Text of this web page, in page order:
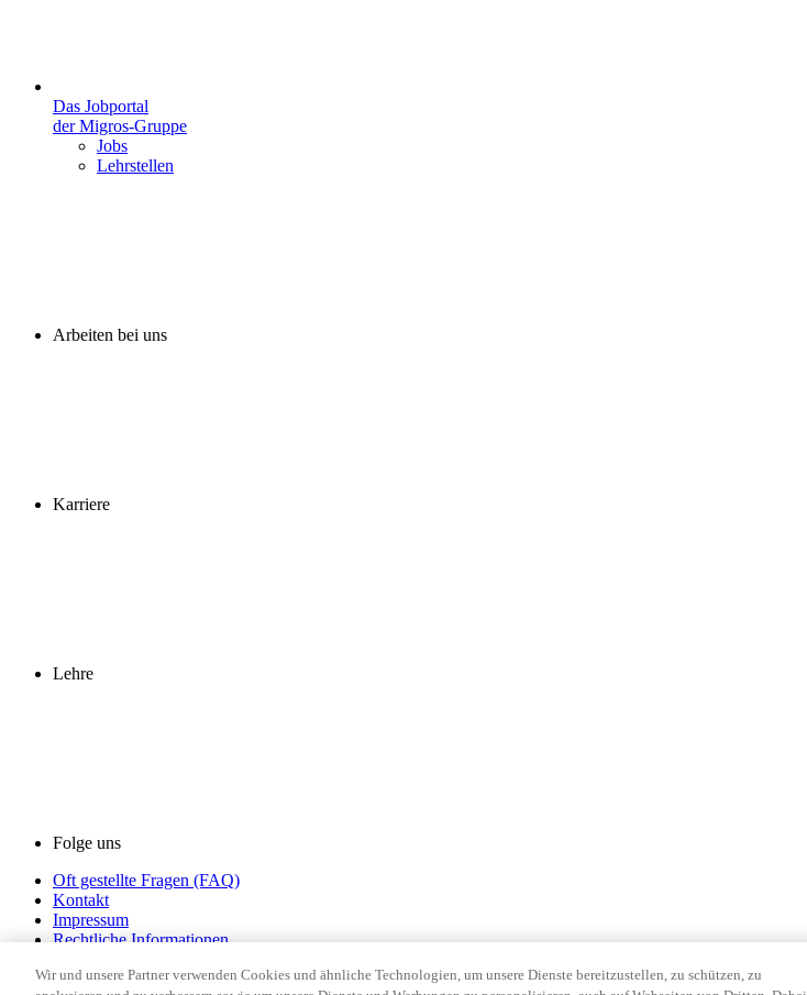
Das Jobportal
der Migros-Gruppe
Jobs
Lehrstellen
Arbeiten bei uns
Karriere
Lehre
Folge uns
Oft gestellte Fragen (FAQ)
Kontakt
Impressum
Rechtliche Informationen
Cookie-Einstellungen
Wir und unsere Partner verwenden Cookies und ähnliche Technologien, um unsere Dienste bereitzustellen, zu schützen, zu